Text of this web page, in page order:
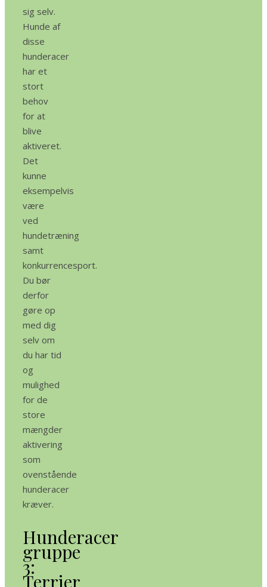
sig selv.
Hunde af
disse
hunderacer
har et
stort
behov
for at
blive
aktiveret.
Det
kunne
eksempelvis
være
ved
hundetræning
samt
konkurrencesport.
Du bør
derfor
gøre op
med dig
selv om
du har tid
og
mulighed
for de
store
mængder
aktivering
som
ovenstående
hunderacer
kræver.
Hunderacer
gruppe
3:
Terrier